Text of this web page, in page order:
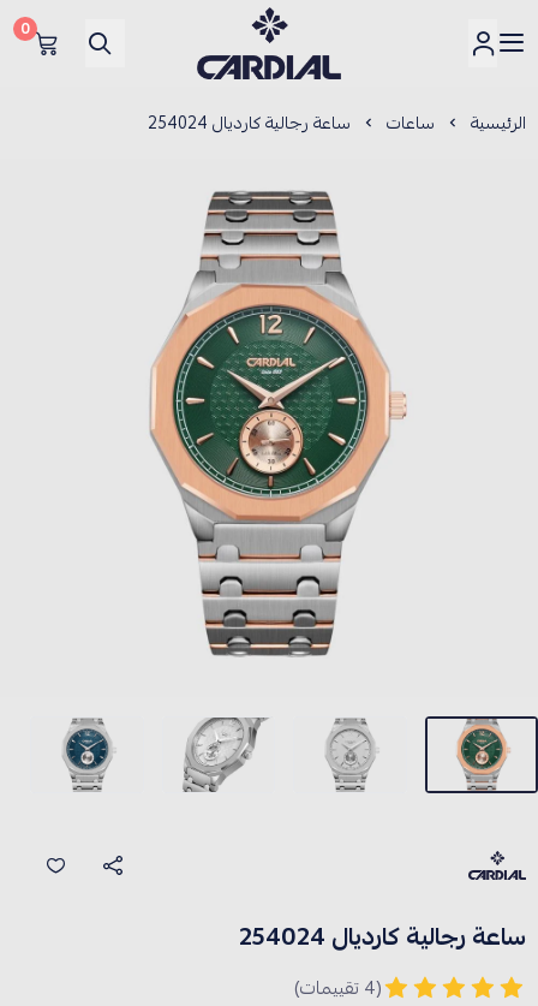
كارديــال
0
الرئيسية ساعات ساعة رجالية كارديال 254024
ساعة رجالية كارديال 254024
(4 تقييمات)